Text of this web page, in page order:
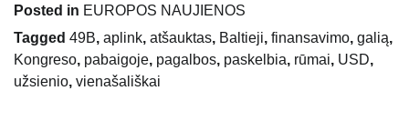
Posted in EUROPOS NAUJIENOS
Tagged 49B, aplink, atšauktas, Baltieji, finansavimo, galią,
Kongreso, pabaigoje, pagalbos, paskelbia, rūmai, USD,
užsienio, vienašališkai